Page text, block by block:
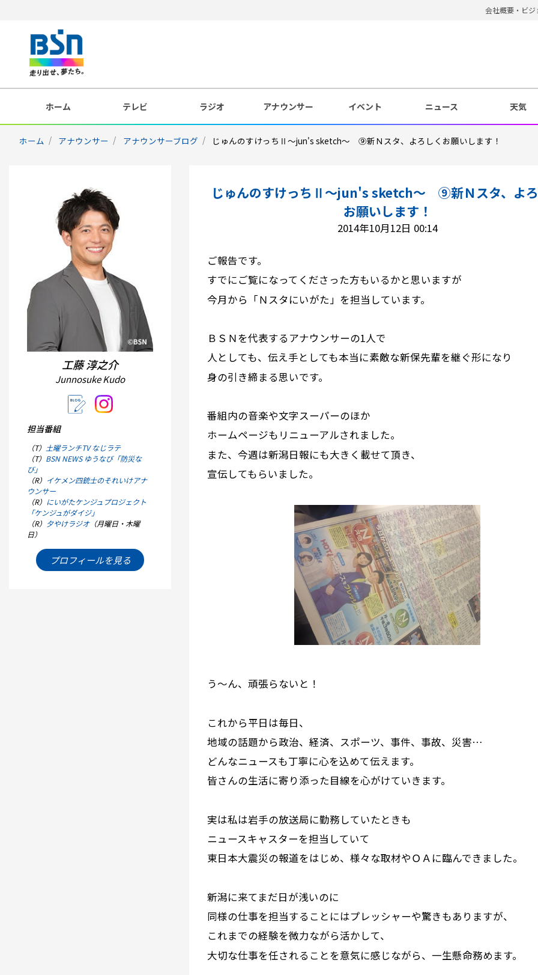
会社概要・ビジ
ホーム テレビ ラジオ アナウンサー イベント ニュース 天気
ホーム アナウンサー アナウンサーブログ じゅんのすけっちⅡ～jun's sketch～ ⑨新Ｎスタ、よろしくお願いします！
工藤 淳之介
Junnosuke Kudo
担当番組
（T） 土曜ランチTV なじラテ
（T） BSN NEWS ゆうなび「防災な
び」
（R） イケメン四銃士のそれいけアナ
ウンサー
（R） にいがたケンジュプロジェクト
「ケンジュがダイジ」
（R） 夕やけラジオ（月曜日・木曜
日）
プロフィールを見る
じゅんのすけっちⅡ～jun's sketch～ ⑨新Ｎスタ、よ
お願いします！
2014年10月12日 00:14
ご報告です。
すでにご覧になってくださった方もいるかと思いますが
今月から「Ｎスタにいがた」を担当しています。
ＢＳＮを代表するアナウンサーの1人で
人としても、伝え手としても本当に素敵な新保先輩を継ぐ形になり
身の引き締まる思いです。
番組内の音楽や文字スーパーのほか
ホームページもリニューアルされました。
また、今週は新潟日報にも大きく載せて頂き、
宣伝してもらいました。
う～ん、頑張らないと！
これから平日は毎日、
地域の話題から政治、経済、スポーツ、事件、事故、災害…
どんなニュースも丁寧に心を込めて伝えます。
皆さんの生活に寄り添った目線を心がけていきます。
実は私は岩手の放送局に勤務していたときも
ニュースキャスターを担当していて
東日本大震災の報道をはじめ、様々な取材やＯＡに臨んできました。
新潟に来てまだ日が浅いのに
同様の仕事を担当することにはプレッシャーや驚きもありますが、
これまでの経験を微力ながら活かして、
大切な仕事を任されることを意気に感じながら、一生懸命務めます。